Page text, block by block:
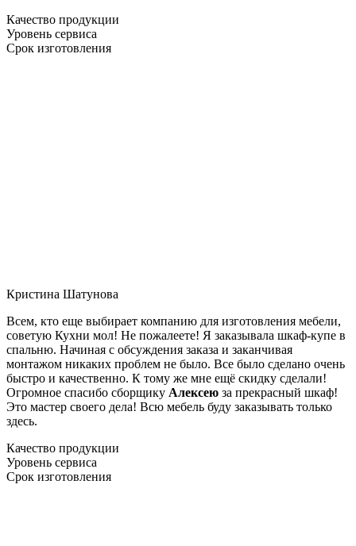
Качество продукции
Уровень сервиса
Срок изготовления
Кристина Шатунова
Всем, кто еще выбирает компанию для изготовления мебели,
советую Кухни мол! Не пожалеете! Я заказывала шкаф-купе в
спальню. Начиная с обсуждения заказа и заканчивая
монтажом никаких проблем не было. Все было сделано очень
быстро и качественно. К тому же мне ещё скидку сделали!
Огромное спасибо сборщику Алексею за прекрасный шкаф!
Это мастер своего дела! Всю мебель буду заказывать только
здесь.
Качество продукции
Уровень сервиса
Срок изготовления